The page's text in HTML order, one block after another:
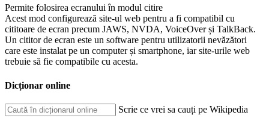
Permite folosirea ecranului în modul citire
Acest mod configurează site-ul web pentru a fi compatibil cu
cititoare de ecran precum JAWS, NVDA, VoiceOver și TalkBack.
Un cititor de ecran este un software pentru utilizatorii nevăzători
care este instalat pe un computer și smartphone, iar site-urile web
trebuie să fie compatibile cu acesta.
Dicționar online
Scrie ce vrei sa cauți pe Wikipedia